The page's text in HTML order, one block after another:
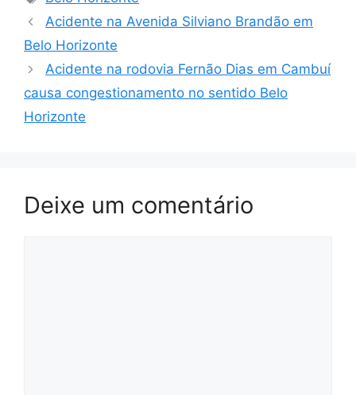
Acidente na Avenida Silviano Brandão em
Belo Horizonte
Acidente na rodovia Fernão Dias em Cambuí
causa congestionamento no sentido Belo
Horizonte
Deixe um comentário